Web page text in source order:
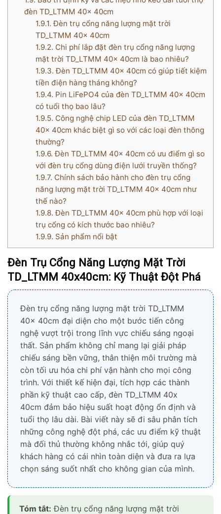
đèn TD_LTMM 40x 40cm
1.9.1. Đèn trụ cổng năng lượng mặt trời
TD_LTMM 40x 40cm
1.9.2. Chi phí lắp đặt đèn trụ cổng năng lượng
mặt trời TD_LTMM 40x 40cm là bao nhiêu?
1.9.3. Đèn TD_LTMM 40x 40cm có giúp tiết kiệm
tiền điện hàng tháng không?
1.9.4. Pin LiFePO4 của đèn TD_LTMM 40x 40cm
có tuổi thọ bao lâu?
1.9.5. Công nghệ chip LED của đèn TD_LTMM
40x 40cm khác biệt gì so với các loại đèn thông
thường?
1.9.6. Đèn TD_LTMM 40x 40cm có ưu điểm gì so
với đèn trụ cổng dùng điện lưới truyền thống?
1.9.7. Chính sách bảo hành cho đèn trụ cổng
năng lượng mặt trời TD_LTMM 40x 40cm như
thế nào?
1.9.8. Đèn TD_LTMM 40x 40cm phù hợp với loại
trụ cổng có kích thước bao nhiêu?
1.9.9. Sản phẩm nổi bật
Đèn Trụ Cổng Năng Lượng Mặt Trời
TD_LTMM 40x40cm: Kỹ Thuật Đột Phá
Đèn trụ cổng năng lượng mặt trời TD_LTMM
40x 40cm đại diện cho một bước tiến công
nghệ vượt trội trong lĩnh vực chiếu sáng ngoại
thất. Sản phẩm không chỉ mang lại giải pháp
chiếu sáng bền vững, thân thiện môi trường mà
còn tối ưu hóa chi phí vận hành cho mọi công
trình. Với thiết kế hiện đại, tích hợp các thành
phần kỹ thuật cao cấp, đèn TD_LTMM 40x
40cm đảm bảo hiệu suất hoạt động ổn định và
tuổi thọ lâu dài. Bài viết này sẽ đi sâu phân tích
những công nghệ đột phá, các ưu điểm kỹ thuật
mà đối thủ thường không nhắc tới, giúp quý
khách hàng có cái nhìn toàn diện và đưa ra lựa
chọn sáng suốt nhất cho không gian của mình.
Tóm tắt: Đèn trụ cổng năng lượng mặt trời